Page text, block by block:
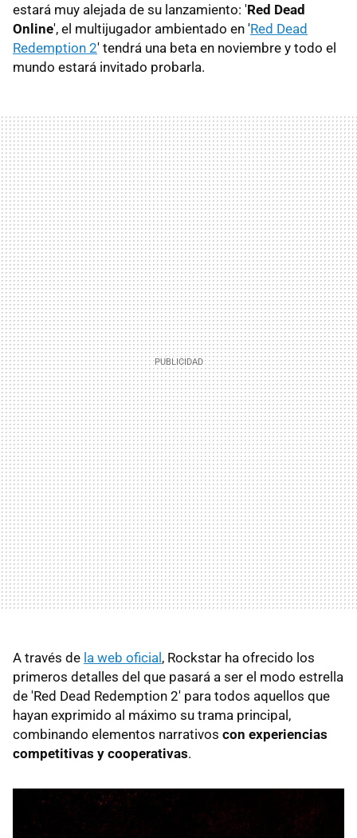
estará muy alejada de su lanzamiento: 'Red Dead
Online', el multijugador ambientado en 'Red Dead
Redemption 2' tendrá una beta en noviembre y todo el
mundo estará invitado probarla.
A través de la web oficial, Rockstar ha ofrecido los
primeros detalles del que pasará a ser el modo estrella
de 'Red Dead Redemption 2' para todos aquellos que
hayan exprimido al máximo su trama principal,
combinando elementos narrativos con experiencias
competitivas y cooperativas.